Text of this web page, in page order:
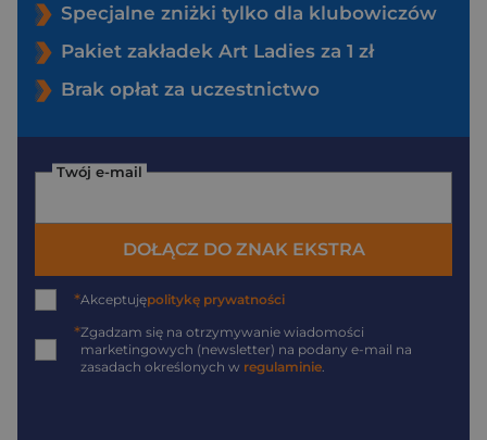
Specjalne zniżki tylko dla klubowiczów
Pakiet zakładek Art Ladies za 1 zł
Brak opłat za uczestnictwo
Twój e-mail
DOŁĄCZ DO ZNAK EKSTRA
*Akceptujępolitykę prywatności
*Zgadzam się na otrzymywanie wiadomości
marketingowych (newsletter) na podany e-mail na
zasadach określonych w regulaminie.